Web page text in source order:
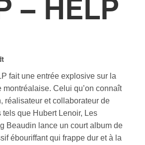
– HELP
fait une entrée explosive sur la
montréalaise. Celui qu’on connaît
réalisateur et collaborateur de
tels que Hubert Lenoir, Les
Beaudin lance un court album de
ébouriffant qui frappe dur et à la